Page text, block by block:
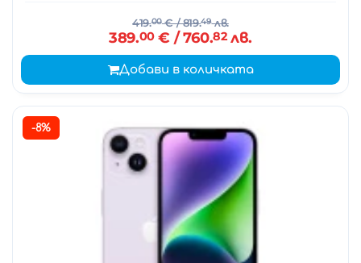
419.00€/ 819.49лв.
389.00€ / 760.82лв.
Добави в количката
-8%